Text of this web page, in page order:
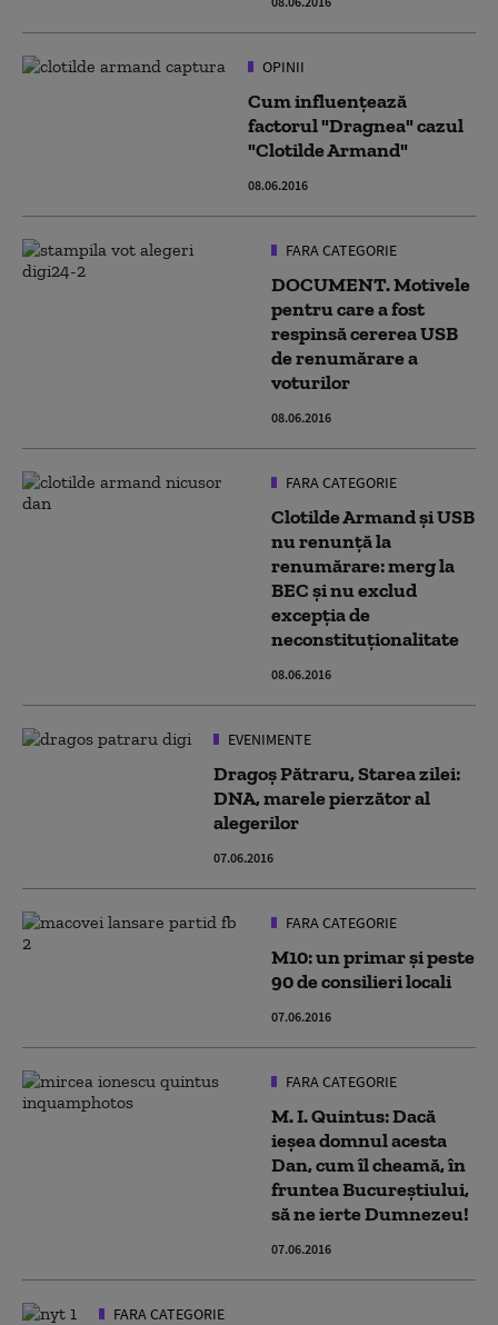
OPINII
Cum influenţează
factorul "Dragnea" cazul
"Clotilde Armand"
08.06.2016
FARA CATEGORIE
DOCUMENT. Motivele
pentru care a fost
respinsă cererea USB
de renumărare a
voturilor
08.06.2016
FARA CATEGORIE
Clotilde Armand şi USB
nu renunţă la
renumărare: merg la
BEC şi nu exclud
excepţia de
neconstituţionalitate
08.06.2016
EVENIMENTE
Dragoș Pătraru, Starea zilei:
DNA, marele pierzător al
alegerilor
07.06.2016
FARA CATEGORIE
M10: un primar și peste
90 de consilieri locali
07.06.2016
FARA CATEGORIE
M. I. Quintus: Dacă
ieşea domnul acesta
Dan, cum îl cheamă, în
fruntea Bucureştiului,
să ne ierte Dumnezeu!
07.06.2016
FARA CATEGORIE